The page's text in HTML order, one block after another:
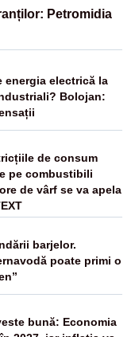
Petromidia
energia electrică la
Bolojan:
de consum
pe combustibili
de vârf se va apela
barjelor.
poate primi o
bună: Economia